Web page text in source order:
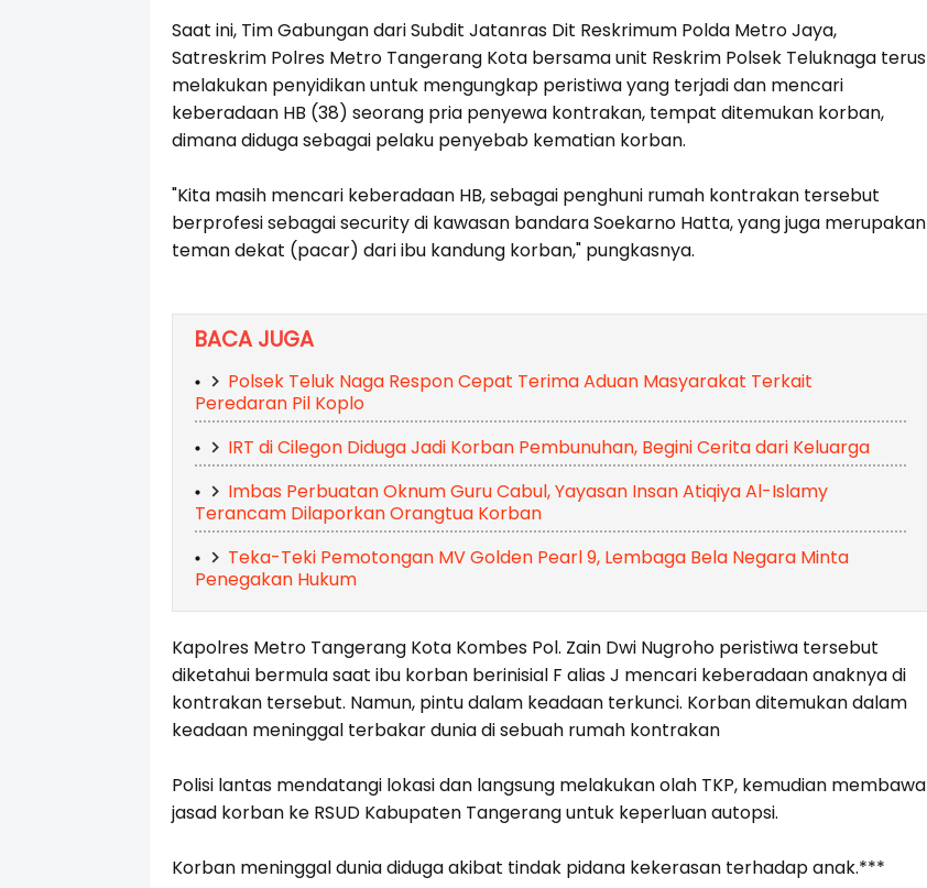
Saat ini, Tim Gabungan dari Subdit Jatanras Dit Reskrimum Polda Metro Jaya,
Satreskrim Polres Metro Tangerang Kota bersama unit Reskrim Polsek Teluknaga terus
melakukan penyidikan untuk mengungkap peristiwa yang terjadi dan mencari
keberadaan HB (38) seorang pria penyewa kontrakan, tempat ditemukan korban,
dimana diduga sebagai pelaku penyebab kematian korban.
"Kita masih mencari keberadaan HB, sebagai penghuni rumah kontrakan tersebut
berprofesi sebagai security di kawasan bandara Soekarno Hatta, yang juga merupakan
teman dekat (pacar) dari ibu kandung korban," pungkasnya.
BACA JUGA
Polsek Teluk Naga Respon Cepat Terima Aduan Masyarakat Terkait
Peredaran Pil Koplo
IRT di Cilegon Diduga Jadi Korban Pembunuhan, Begini Cerita dari Keluarga
Imbas Perbuatan Oknum Guru Cabul, Yayasan Insan Atiqiya Al-Islamy
Terancam Dilaporkan Orangtua Korban
Teka-Teki Pemotongan MV Golden Pearl 9, Lembaga Bela Negara Minta
Penegakan Hukum
Kapolres Metro Tangerang Kota Kombes Pol. Zain Dwi Nugroho peristiwa tersebut
diketahui bermula saat ibu korban berinisial F alias J mencari keberadaan anaknya di
kontrakan tersebut. Namun, pintu dalam keadaan terkunci. Korban ditemukan dalam
keadaan meninggal terbakar dunia di sebuah rumah kontrakan
Polisi lantas mendatangi lokasi dan langsung melakukan olah TKP, kemudian membawa
jasad korban ke RSUD Kabupaten Tangerang untuk keperluan autopsi.
Korban meninggal dunia diduga akibat tindak pidana kekerasan terhadap anak.***